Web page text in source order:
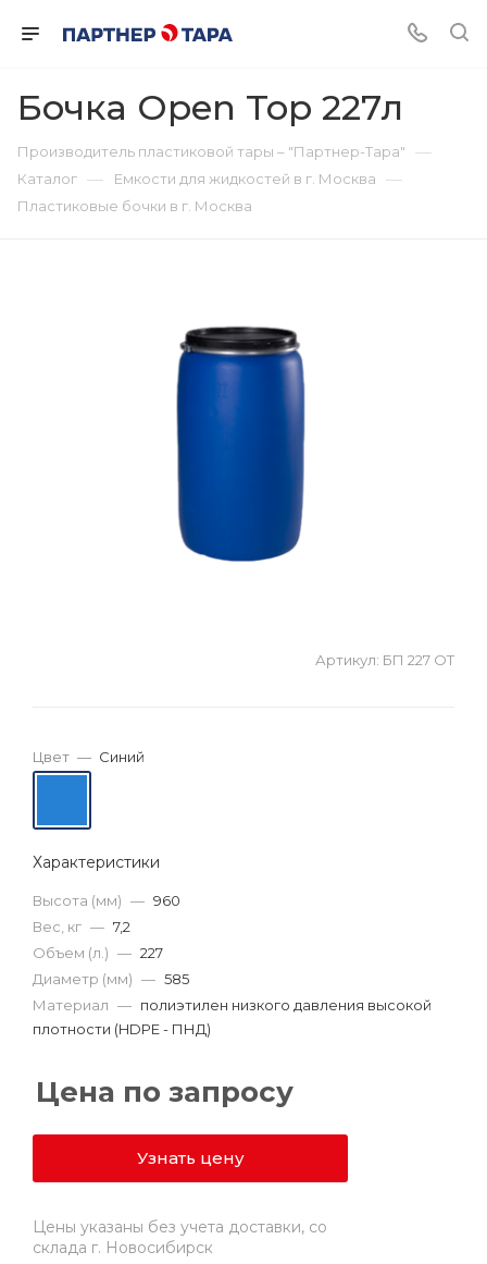
Бочка Open Top 227л
Производитель пластиковой тары – "Партнер-Тара" —
Каталог — Емкости для жидкостей в г. Москва —
Пластиковые бочки в г. Москва
Артикул: БП 227 ОТ
Цвет — Синий
Характеристики
Высота (мм) — 960
Вес, кг — 7,2
Объем (л.) — 227
Диаметр (мм) — 585
Материал — полиэтилен низкого давления высокой
плотности (HDPE - ПНД)
Цена по запросу
Узнать цену
Цены указаны без учета доставки, со
склада г. Новосибирск